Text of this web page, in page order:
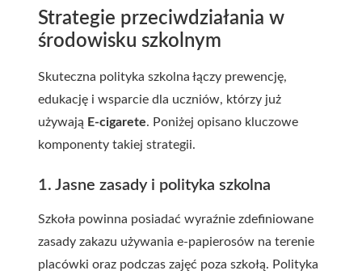
Strategie przeciwdziałania w
środowisku szkolnym
Skuteczna polityka szkolna łączy prewencję,
edukację i wsparcie dla uczniów, którzy już
używają E-cigarete. Poniżej opisano kluczowe
komponenty takiej strategii.
1. Jasne zasady i polityka szkolna
Szkoła powinna posiadać wyraźnie zdefiniowane
zasady zakazu używania e-papierosów na terenie
placówki oraz podczas zajęć poza szkołą. Polityka